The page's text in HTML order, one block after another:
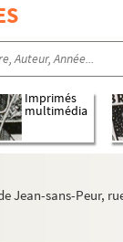
Imprimés
multimédia
Jean-sans-Peur,